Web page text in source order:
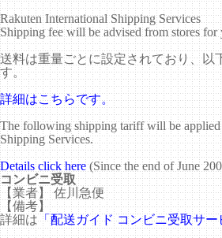
Rakuten International Shipping Services
Shipping fee will be advised from stores
送料は重量ごとに設定されており、以
す。
詳細はこちらです。
The following shipping tariff will be
Shipping Services.
Details click here(Since the end of June
コンビニ受取
【業者】 佐川急便
【備考】
詳細は「配送ガイド コンビニ受取サ